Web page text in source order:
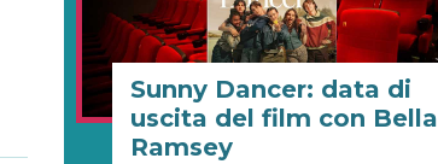
Sunny Dancer: data di
uscita del film con Bella
Ramsey